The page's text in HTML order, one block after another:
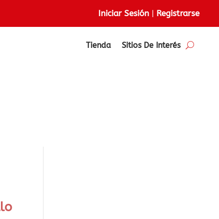
Iniciar Sesión | Registrarse
Tienda Sitios De Interés